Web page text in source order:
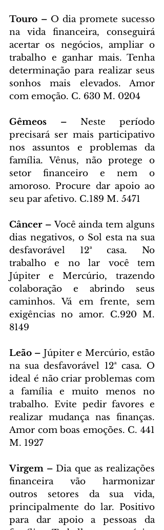
Touro – O dia promete sucesso
na vida financeira, conseguirá
acertar os negócios, ampliar o
trabalho e ganhar mais. Tenha
determinação para realizar seus
sonhos mais elevados. Amor
com emoção. C. 630 M. 0204
Gêmeos – Neste período
precisará ser mais participativo
nos assuntos e problemas da
família. Vênus, não protege o
setor financeiro e nem o
amoroso. Procure dar apoio ao
seu par afetivo. C.189 M. 5471
Câncer – Você ainda tem alguns
dias negativos, o Sol esta na sua
desfavorável 12ª casa. No
trabalho e no lar você tem
Júpiter e Mercúrio, trazendo
colaboração e abrindo seus
caminhos. Vá em frente, sem
exigências no amor. C.920 M.
8149
Leão – Júpiter e Mercúrio, estão
na sua desfavorável 12ª casa. O
ideal é não criar problemas com
a família e muito menos no
trabalho. Evite pedir favores e
realizar mudança nas finanças.
Amor com boas emoções. C. 441
M. 1927
Virgem – Dia que as realizações
financeira vão harmonizar
outros setores da sua vida,
principalmente do lar. Positivo
para dar apoio a pessoas da